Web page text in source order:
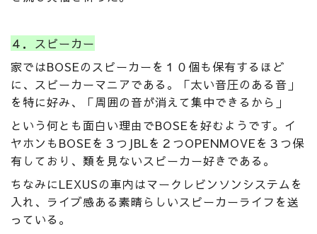
４．スピーカー
家ではBOSEのスピーカーを１０個も保有するほど
に、スピーカーマニアである。「太い音圧のある音」
を特に好み、「周囲の音が消えて集中できるから」
という何とも面白い理由でBOSEを好むようです。イ
ヤホンもBOSEを３つJBLを２つOPENMOVEを３つ保
有しており、類を見ないスピーカー好きである。
ちなみにLEXUSの車内はマークレビンソンシステムを
入れ、ライブ感ある素晴らしいスピーカーライフを送
っている。